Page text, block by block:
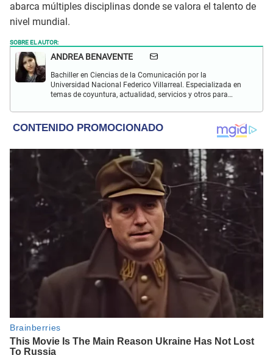
abarca múltiples disciplinas donde se valora el talento de
nivel mundial.
SOBRE EL AUTOR:
ANDREA BENAVENTE
Bachiller en Ciencias de la Comunicación por la
Universidad Nacional Federico Villarreal. Especializada en
temas de coyuntura, actualidad, servicios y otros para